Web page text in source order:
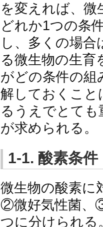
を変えれば、微
どれか1つの条
し、多くの場
る微生物の生育
がどの条件の組
解しておくこと
るうえでとて
が求められる。
1-1. 酸素条件
微生物の酸素に
②微好気性菌、
つに分けられる